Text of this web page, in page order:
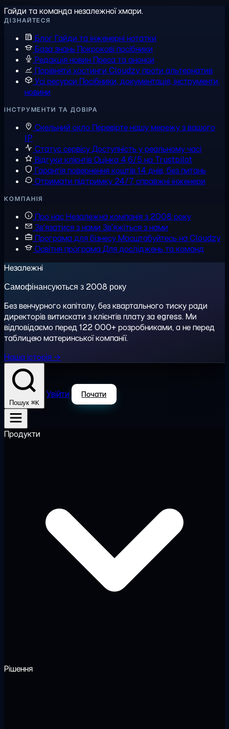
Гайди та команда незалежної хмари.
ДІЗНАЙТЕСЯ
Блог Гайди та інженерні нотатки
База знань Покрокові посібники
Редакція новин Преса та анонси
Порівняти хостинги Cloudzy проти альтернатив
Усі ресурси Посібники, документація, інструменти,
новини
ІНСТРУМЕНТИ ТА ДОВІРА
Скельний скло Перевірте нашу мережу з вашого
IP
Статус сервісуДоступність у реальному часі
Відгуки клієнтівОцінка 4,6/5 на Trustpilot
Гарантія повернення коштів14 днів, без питань
Отримати підтримку 24/7, справжні інженери
КОМПАНІЯ
Про насНезалежна компанія з 2008 року
Зв'язатися з нами Зв'яжіться з нами
Програма для бізнесуМасштабуйтесь на Cloudzy
Освітня програмаДля досліджень та команд
Незалежні
Самофінансуються з 2008 року
Без венчурного капіталу, без квартального тиску ради
директорів витискати з клієнтів плату за egress. Ми
відповідаємо перед 122 000+ розробниками, а не перед
таблицею материнської компанії.
Наша історія →
Пошук ⌘K
Увійти Почати
Продукти
Рішення